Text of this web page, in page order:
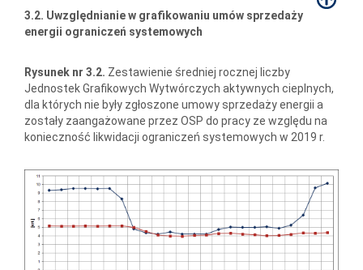
3.2. Uwzględnianie w grafikowaniu umów sprzedaży
energii ograniczeń systemowych
Rysunek nr 3.2. Zestawienie średniej rocznej liczby
Jednostek Grafikowych Wytwórczych aktywnych cieplnych,
dla których nie były zgłoszone umowy sprzedaży energii a
zostały zaangażowane przez OSP do pracy ze względu na
konieczność likwidacji ograniczeń systemowych w 2019 r.